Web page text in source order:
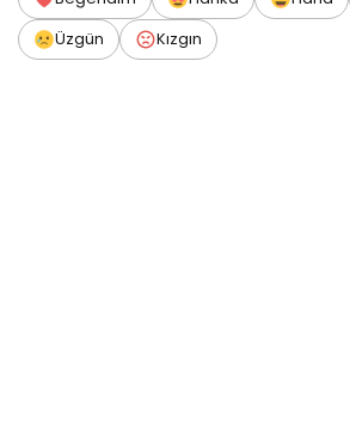
Üzgün
Kızgın